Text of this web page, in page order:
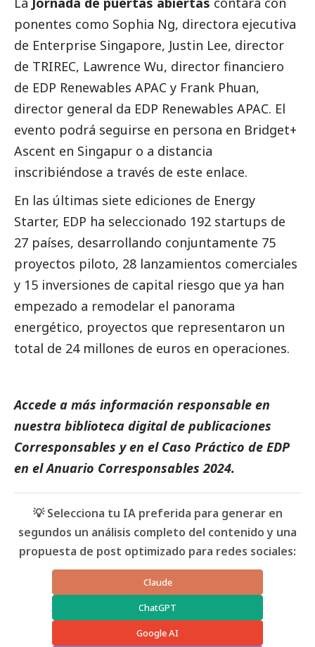
ponentes como Sophia Ng, directora ejecutiva
de Enterprise Singapore, Justin Lee, director
de TRIREC, Lawrence Wu, director financiero
de EDP Renewables APAC y Frank Phuan,
director general da EDP Renewables APAC. El
evento podrá seguirse en persona en Bridget+
Ascent en Singapur o a distancia
inscribiéndose a través de este enlace.
En las últimas siete ediciones de Energy
Starter, EDP ha seleccionado 192 startups de
27 países, desarrollando conjuntamente 75
proyectos piloto, 28 lanzamientos comerciales
y 15 inversiones de capital riesgo que ya han
empezado a remodelar el panorama
energético, proyectos que representaron un
total de 24 millones de euros en operaciones.
Accede a más información responsable en
nuestra biblioteca digital de publicaciones
Corresponsables y en el Caso Práctico de EDP
en elAnuario Corresponsables 2024.
💡 Selecciona tu IA preferida para generar en
segundos un análisis completo del contenido y una
propuesta de post optimizado para redes sociales:
Claude
ChatGPT
Google AI